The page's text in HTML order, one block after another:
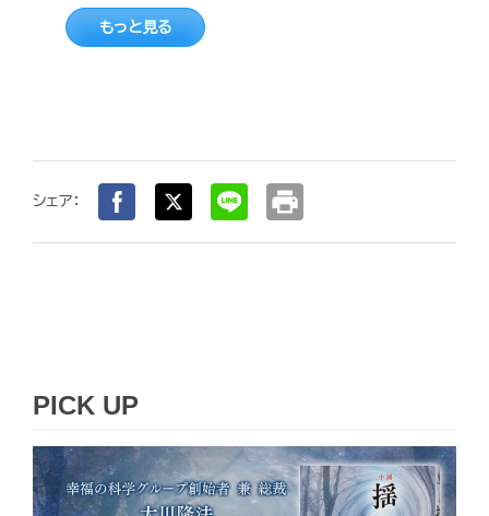
もっと見る
シェア： print
PICK UP